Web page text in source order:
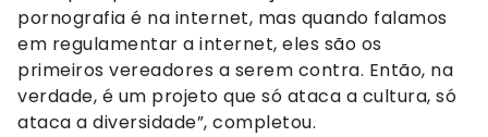
pornografia é na internet, mas quando falamos
em regulamentar a internet, eles são os
primeiros vereadores a serem contra. Então, na
verdade, é um projeto que só ataca a cultura, só
ataca a diversidade”, completou.